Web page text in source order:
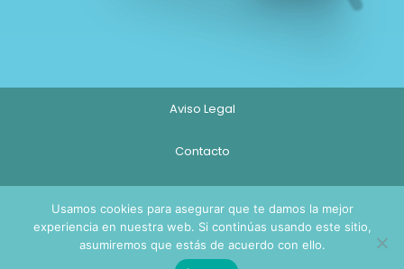
Aviso Legal
Contacto
Términos y condiciones
Usamos cookies para asegurar que te damos la mejor
experiencia en nuestra web. Si continúas usando este sitio,
asumiremos que estás de acuerdo con ello.